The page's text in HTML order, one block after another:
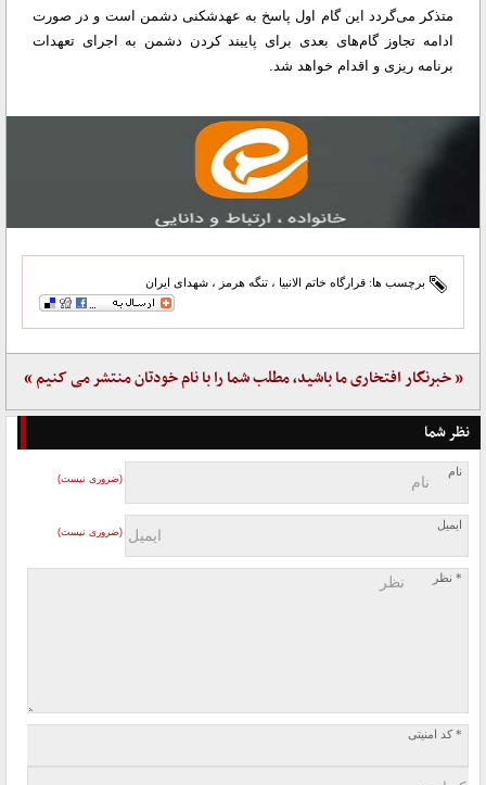
متذکر می‌گردد این گام اول پاسخ به عهدشکنی دشمن است و در صورت
ادامه تجاوز گام‌های بعدی برای پایبند کردن دشمن به اجرای تعهدات
برنامه ریزی و اقدام خواهد شد.
برچسب ها: قرارگاه خاتم الانبیا ، تنگه هرمز ، شهدای ایران
« خبرنگار افتخاری ما باشید، مطلب شما را با نام خودتان منتشر می کنیم »
نظر شما
نام
(ضروری نیست)
ایمیل
(ضروری نیست)
* نظر
* کد امنیتی